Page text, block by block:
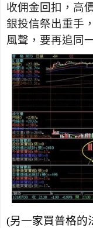
收佣金回扣，高
銀投信祭出重手
風聲，要再追同
(另一家買普格的